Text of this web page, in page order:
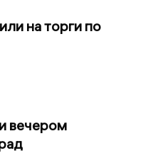
на торги по
вечером